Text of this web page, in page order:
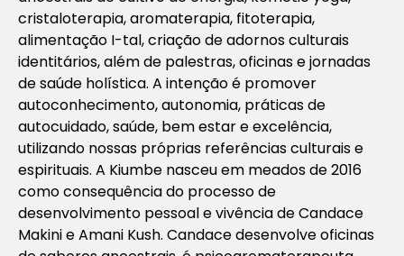
cristaloterapia, aromaterapia, fitoterapia,
alimentação I-tal, criação de adornos culturais
identitários, além de palestras, oficinas e jornadas
de saúde holística. A intenção é promover
autoconhecimento, autonomia, práticas de
autocuidado, saúde, bem estar e excelência,
utilizando nossas próprias referências culturais e
espirituais. A Kiumbe nasceu em meados de 2016
como consequência do processo de
desenvolvimento pessoal e vivência de Candace
Makini e Amani Kush. Candace desenvolve oficinas